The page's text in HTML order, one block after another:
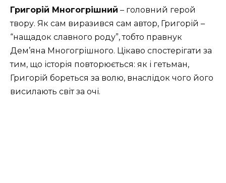
Григорій Многогрішний – головний герой
твору. Як сам виразився сам автор, Григорій –
“нащадок славного роду”, тобто правнук
Дем’яна Многогрішного. Цікаво спостерігати за
тим, що історія повторюється: як і гетьман,
Григорій бореться за волю, внаслідок чого його
висилають світ за очі.